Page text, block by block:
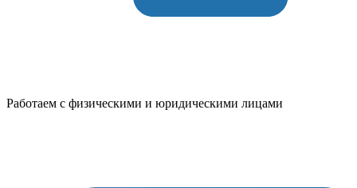
Работаем с физическими и юридическими лицами